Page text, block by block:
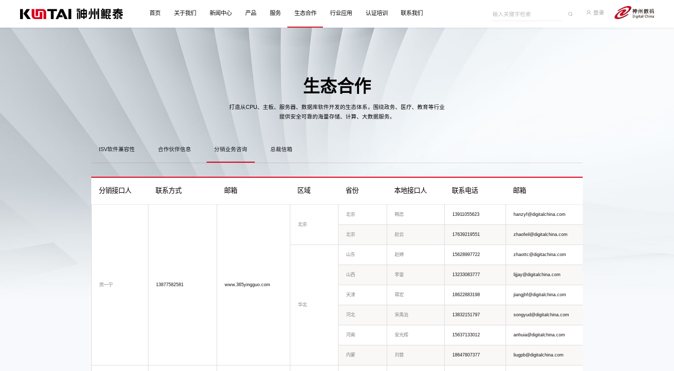
首页 关于我们 新闻中心 产品 服务 生态合作 行业应用 认证培训 联系我们 登录
生态合作
打造从CPU、主板、服务器、数据库软件开发的生态体系，围绕政务、医疗、教育等行业
提供安全可靠的海量存储、计算、大数据服务。
ISV软件兼容性 合作伙伴信息 分销业务咨询 总裁信箱
分销接口人 联系方式 邮箱 区域 省份 本地接口人 联系电话 邮箱
房一宁 13877582581 www.365yingguo.com
北京
北京 韩忠 13911055623 hanzyf@digitalchina.com
北京 赵云 17639219551 zhaofeil@digitalchina.com
华北
山东 赵婷 15628997722 zhaottc@digitachina.com
山西 李鉴 13233083777 lijjay@digitalchina.com
天津 蒋宏 18622883198 jiangjhf@digitalchina.com
河北 宋禹治 13832151797 songyud@digitalchina.com
河南 安光辉 15637133012 anhuia@digitalchina.com
内蒙 刘普 18647807377 liugpb@digitalchina.com